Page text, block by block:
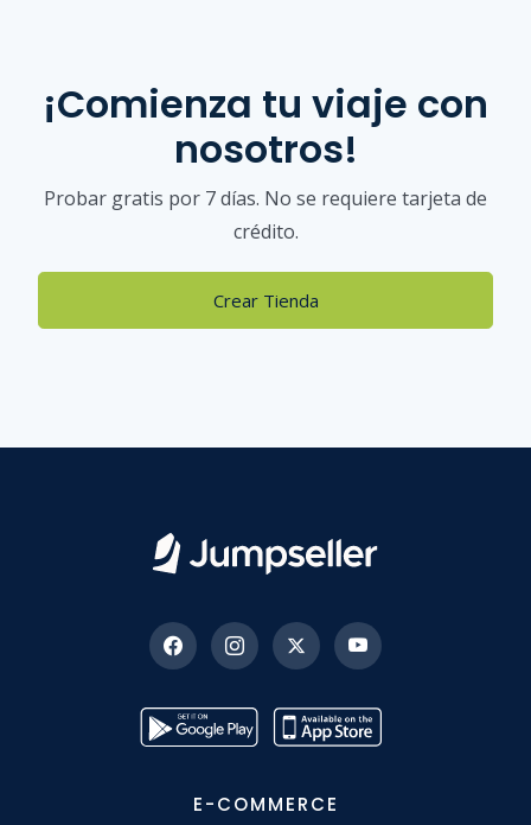
¡Comienza tu viaje con
nosotros!
Probar gratis por 7 días. No se requiere tarjeta de
crédito.
Crear Tienda
E-COMMERCE